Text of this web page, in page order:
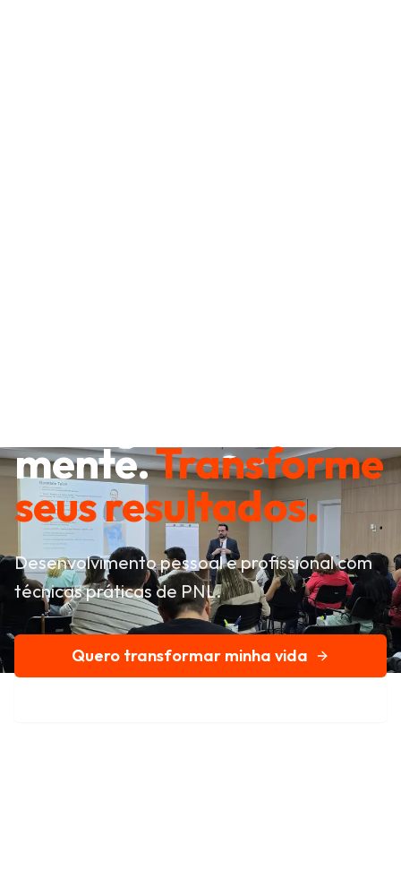
mente.Transforme
seus resultados.
Desenvolvimento pessoal e profissional com
técnicas práticas de PNL.
Quero transformar minha vida